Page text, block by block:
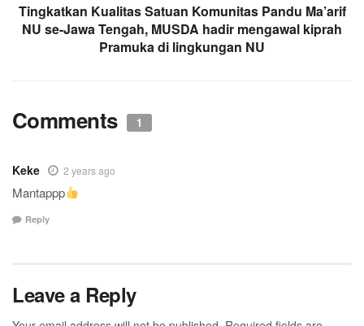
Tingkatkan Kualitas Satuan Komunitas Pandu Ma’arif
NU se-Jawa Tengah, MUSDA hadir mengawal kiprah
Pramuka di lingkungan NU
Comments 1
Keke 2 years ago
Mantappp
Reply
Leave a Reply